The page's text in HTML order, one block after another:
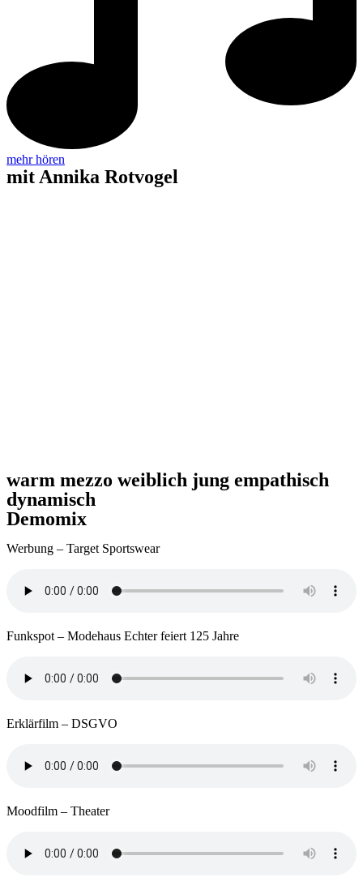
mehr hören
mit Annika Rotvogel
warm mezzo weiblich jung empathisch
dynamisch
Demomix
Werbung – Target Sportswear
Funkspot – Modehaus Echter feiert 125 Jahre
Erklärfilm – DSGVO
Moodfilm – Theater